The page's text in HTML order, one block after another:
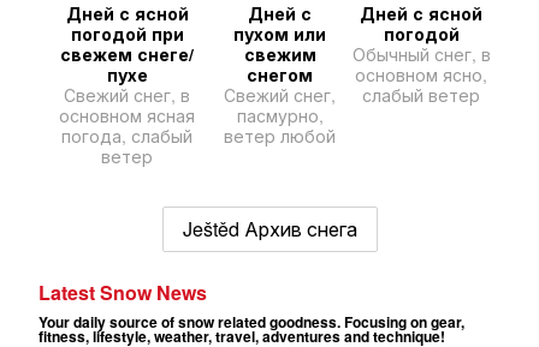
Дней с ясной
погодой при
свежем снеге/
пухе
Свежий снег, в
основном ясная
погода, слабый
ветер
Дней с
пухом или
свежим
снегом
Свежий снег,
пасмурно,
ветер любой
Дней с ясной
погодой
Обычный снег, в
основном ясно,
слабый ветер
Ještěd Архив снега